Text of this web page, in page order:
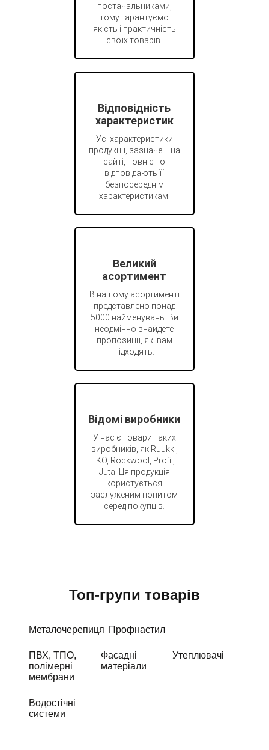
постачальниками,
тому гарантуємо
якість і практичність
своїх товарів.
Відповідність
характеристик
Усі характеристики
продукції, зазначені на
сайті, повністю
відповідають її
безпосереднім
характеристикам.
Великий
асортимент
В нашому асортименті
представлено понад
5000 найменувань. Ви
неодмінно знайдете
пропозиції, які вам
підходять.
Відомі виробники
У нас є товари таких
виробників, як Ruukki,
IKO, Rockwool, Profil,
Juta. Ця продукція
користується
заслуженим попитом
серед покупців.
Топ-групи товарів
Металочерепиця Профнастил
ПВХ, ТПО,
полімерні
мембрани
Фасадні
матеріали
Утеплювачі
Водостічні
системи